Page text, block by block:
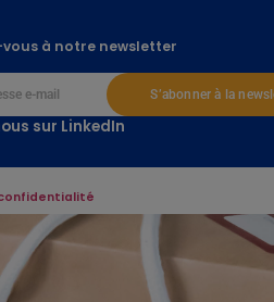
à notre newsletter
S’abonner à la
sur LinkedIn